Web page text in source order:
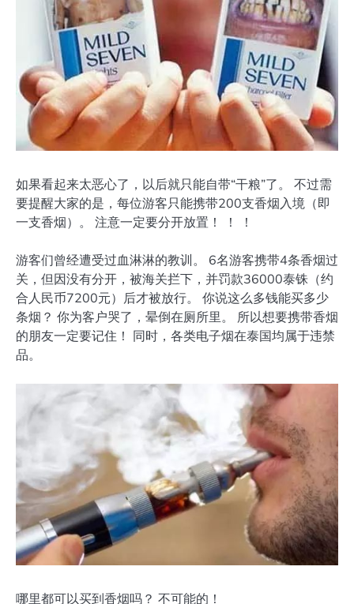
如果看起来太恶心了，以后就只能自带“干粮”了。 不过需
要提醒大家的是，每位游客只能携带200支香烟入境（即
一支香烟）。 注意一定要分开放置！ ！ ！
游客们曾经遭受过血淋淋的教训。 6名游客携带4条香烟过
关，但因没有分开，被海关拦下，并罚款36000泰铢（约
合人民币7200元）后才被放行。 你说这么多钱能买多少
条烟？ 你为客户哭了，晕倒在厕所里。 所以想要携带香烟
的朋友一定要记住！ 同时，各类电子烟在泰国均属于违禁
品。
哪里都可以买到香烟吗？ 不可能的！